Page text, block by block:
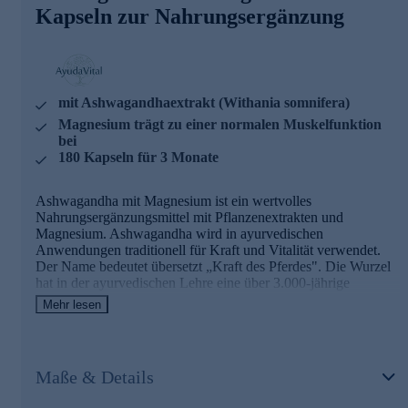
Magnesium - 60 mg pro Tagesdosis (16% NRV)
Magnesium trägt zu einer normalen Muskelfunktion bei
AyudaVital - einfach, pflanzlich, ayurvedisch
AyudaVital macht die Erfahrungen der ayurvedischen
Pflanzenlehre für den Alltag nutzbar. Dem Team von
AyudaVital ist es besonders wichtig, dass Sie genau wissen,
Hauptinhaltsstoff, ein ergänzender Mikronährstoff. Nicht
mehr. Was keinen Beitrag leistet, kommt nicht in die Kapsel.
Bestellen Sie gleich hier ganz bequem im Onlineshop.
Kapseln zur Nahrungsergänzung
mit Ashwagandhaextrakt (Withania somnifera)
Magnesium trägt zu einer normalen Muskelfunktion
bei
180 Kapseln für 3 Monate
Ashwagandha mit Magnesium ist ein wertvolles
Nahrungsergänzungsmittel mit Pflanzenextrakten und
Magnesium. Ashwagandha wird in ayurvedischen
Anwendungen traditionell für Kraft und Vitalität verwendet.
Der Name bedeutet übersetzt „Kraft des Pferdes". Die Wurzel
hat in der ayurvedischen Lehre eine über 3.000-jährige
Dokumentation.
Mehr lesen
Maße & Details